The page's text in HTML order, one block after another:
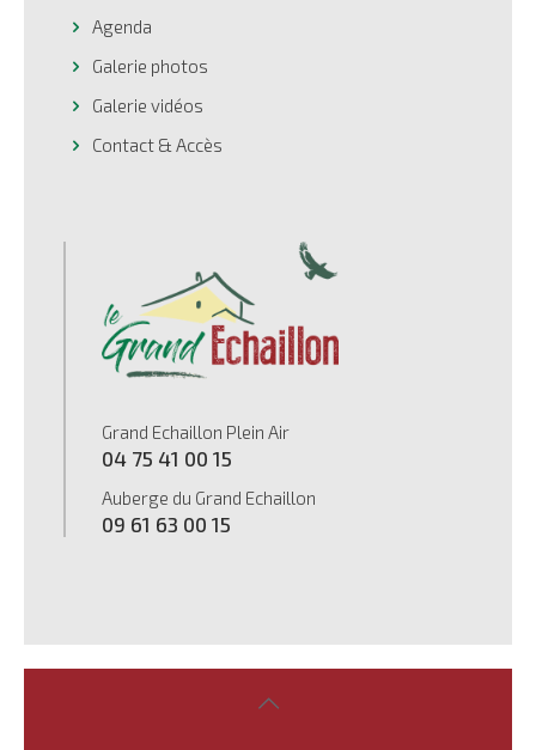
Agenda
Galerie photos
Galerie vidéos
Contact & Accès
Grand Echaillon Plein Air
04 75 41 00 15
Auberge du Grand Echaillon
09 61 63 00 15